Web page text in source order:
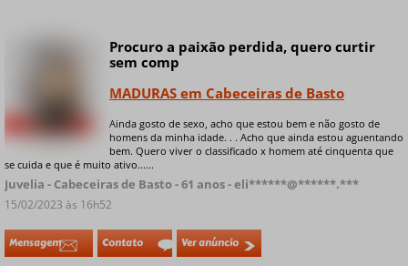
Procuro a paixão perdida, quero curtir
sem comp
MADURAS em Cabeceiras de Basto
Ainda gosto de sexo, acho que estou bem e não gosto de
homens da minha idade. . . Acho que ainda estou aguentando
bem. Quero viver o classificado x homem até cinquenta que
se cuida e que é muito ativo......
Juvelia - Cabeceiras de Basto - 61 anos - eli******@******.***
15/02/2023 às 16h52
Mensagem Contato Ver anúncio